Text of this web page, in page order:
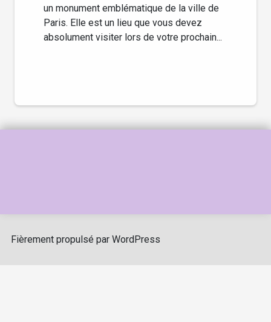
un monument emblématique de la ville de
Paris. Elle est un lieu que vous devez
absolument visiter lors de votre prochain...
Fièrement propulsé par WordPress